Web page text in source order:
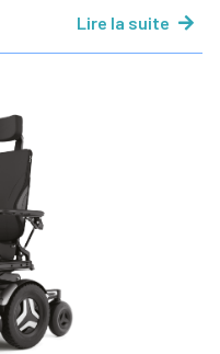
Lire la suite